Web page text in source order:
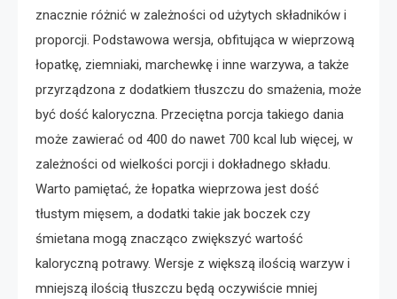
znacznie różnić w zależności od użytych składników i
proporcji. Podstawowa wersja, obfitująca w wieprzową
łopatkę, ziemniaki, marchewkę i inne warzywa, a także
przyrządzona z dodatkiem tłuszczu do smażenia, może
być dość kaloryczna. Przeciętna porcja takiego dania
może zawierać od 400 do nawet 700 kcal lub więcej, w
zależności od wielkości porcji i dokładnego składu.
Warto pamiętać, że łopatka wieprzowa jest dość
tłustym mięsem, a dodatki takie jak boczek czy
śmietana mogą znacząco zwiększyć wartość
kaloryczną potrawy. Wersje z większą ilością warzyw i
mniejszą ilością tłuszczu będą oczywiście mniej